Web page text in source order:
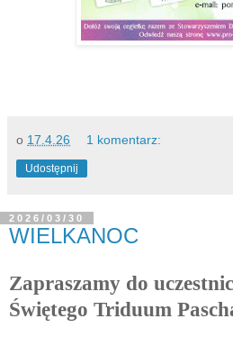
o 17.4.26 1 komentarz:
Udostępnij
2026/03/30
WIELKANOC
Zapraszamy do
Świętego Triduum